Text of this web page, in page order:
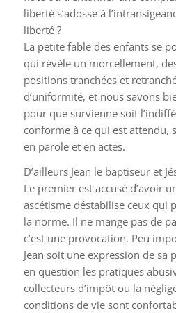
liberté s’adosse à
liberté ?
La petite fable des enfants se
qui révèle un morcellement,
positions tranchées et
d’uniformité, et nous savons
pour que survienne soit
conforme à ce qui est attendu,
en parole et en actes.
D’ailleurs Jean le baptiseur et
Le premier est accusé d’avoir
ascétisme déstabilise ceux qui
la norme. Il ne mange pas de
c’est une provocation. Peu
Jean soit une expression de
en question les pratiques
collecteurs d’impôt ou la
conditions de vie sont